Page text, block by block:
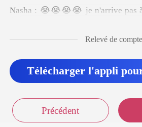
pas
Relevé de compte
Télécharger l'appli
Précédent